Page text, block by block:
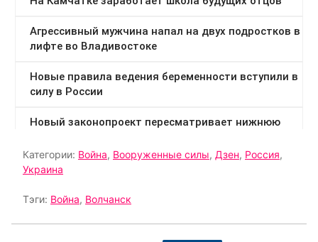
Категории: Война, Вооруженные силы, Дзен, Россия,
Украина
Тэги: Война, Волчанск